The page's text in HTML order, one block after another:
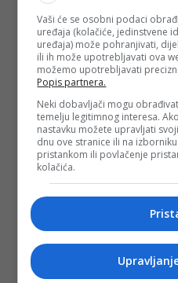
Vaši će se osobni podaci
uređaja (kolačiće, jedinstvene
uređaja) može pohranjivati,
ili ih može upotrebljavati ova
možemo upotrebljavati
Popis partnera.
Neki dobavljači mogu
temelju legitimnog interesa.
nastavku možete upravljati
dnu ove stranice ili na
pristankom ili povlačenje
kolačića.